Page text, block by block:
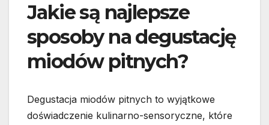
Jakie są najlepsze
sposoby na degustację
miodów pitnych?
Degustacja miodów pitnych to wyjątkowe
doświadczenie kulinarno-sensoryczne, które